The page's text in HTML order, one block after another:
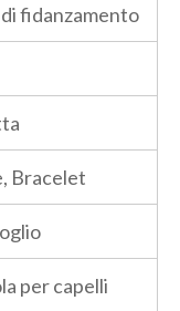
fidanzamento
Bracelet
per capelli